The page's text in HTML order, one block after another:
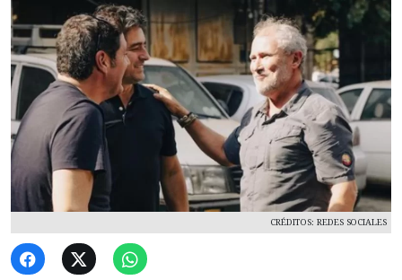
CRÉDITOS: REDES SOCIALES